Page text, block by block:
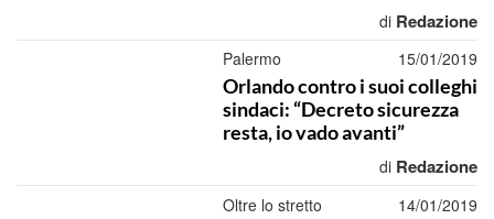
di Redazione
Palermo 15/01/2019
Orlando contro i suoi colleghi
sindaci: “Decreto sicurezza
resta, io vado avanti”
di Redazione
Oltre lo stretto 14/01/2019